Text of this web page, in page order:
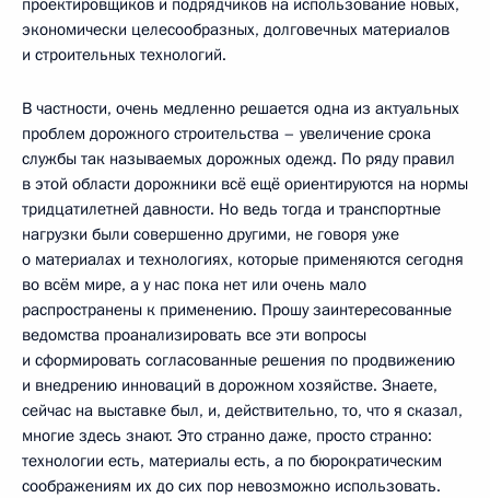
экономически целесообразных, долговечных материалов
и строительных технологий.
В частности, очень медленно решается одна из актуальных
проблем дорожного строительства – увеличение срока
службы так называемых дорожных одежд. По ряду правил
в этой области дорожники всё ещё ориентируются на нормы
тридцатилетней давности. Но ведь тогда и транспортные
нагрузки были совершенно другими, не говоря уже
о материалах и технологиях, которые применяются сегодня
во всём мире, а у нас пока нет или очень мало
распространены к применению. Прошу заинтересованные
ведомства проанализировать все эти вопросы
и сформировать согласованные решения по продвижению
и внедрению инноваций в дорожном хозяйстве. Знаете,
сейчас на выставке был, и, действительно, то, что я сказал,
многие здесь знают. Это странно даже, просто странно:
технологии есть, материалы есть, а по бюрократическим
соображениям их до сих пор невозможно использовать.